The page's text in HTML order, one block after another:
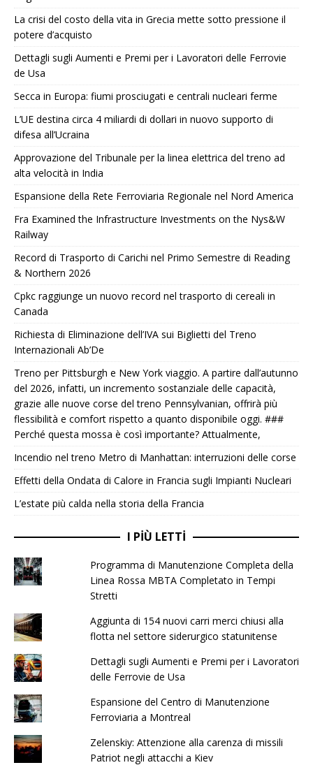
La crisi del costo della vita in Grecia mette sotto pressione il
potere d’acquisto
Dettagli sugli Aumenti e Premi per i Lavoratori delle Ferrovie
de Usa
Secca in Europa: fiumi prosciugati e centrali nucleari ferme
L’UE destina circa 4 miliardi di dollari in nuovo supporto di
difesa all’Ucraina
Approvazione del Tribunale per la linea elettrica del treno ad
alta velocità in India
Espansione della Rete Ferroviaria Regionale nel Nord America
Fra Examined the Infrastructure Investments on the Nys&W
Railway
Record di Trasporto di Carichi nel Primo Semestre di Reading
& Northern 2026
Cpkc raggiunge un nuovo record nel trasporto di cereali in
Canada
Richiesta di Eliminazione dell’IVA sui Biglietti del Treno
Internazionali Ab’De
Treno per Pittsburgh e New York viaggio. A partire dall’autunno
del 2026, infatti, un incremento sostanziale delle capacità,
grazie alle nuove corse del treno Pennsylvanian, offrirà più
flessibilità e comfort rispetto a quanto disponibile oggi. ###
Perché questa mossa è così importante? Attualmente,
Incendio nel treno Metro di Manhattan: interruzioni delle corse
Effetti della Ondata di Calore in Francia sugli Impianti Nucleari
L’estate più calda nella storia della Francia
I PIÙ LETTI
Programma di Manutenzione Completa della
Linea Rossa MBTA Completato in Tempi
Stretti
Aggiunta di 154 nuovi carri merci chiusi alla
flotta nel settore siderurgico statunitense
Dettagli sugli Aumenti e Premi per i Lavoratori
delle Ferrovie de Usa
Espansione del Centro di Manutenzione
Ferroviaria a Montreal
Zelenskiy: Attenzione alla carenza di missili
Patriot negli attacchi a Kiev